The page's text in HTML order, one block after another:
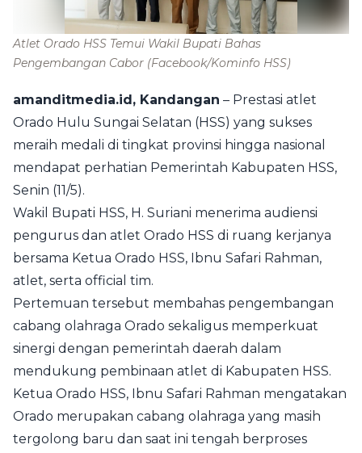
Atlet Orado HSS Temui Wakil Bupati Bahas
Pengembangan Cabor (Facebook/Kominfo HSS)
amanditmedia.id, Kandangan – Prestasi atlet
Orado Hulu Sungai Selatan (HSS) yang sukses
meraih medali di tingkat provinsi hingga nasional
mendapat perhatian Pemerintah Kabupaten HSS,
Senin (11/5).
Wakil Bupati HSS, H. Suriani menerima audiensi
pengurus dan atlet Orado HSS di ruang kerjanya
bersama Ketua Orado HSS, Ibnu Safari Rahman,
atlet, serta official tim.
Pertemuan tersebut membahas pengembangan
cabang olahraga Orado sekaligus memperkuat
sinergi dengan pemerintah daerah dalam
mendukung pembinaan atlet di Kabupaten HSS.
Ketua Orado HSS, Ibnu Safari Rahman mengatakan
Orado merupakan cabang olahraga yang masih
tergolong baru dan saat ini tengah berproses